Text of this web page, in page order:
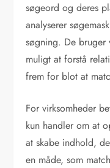
søgeord og deres
analyserer
søgning. De bruger
muligt at forstå
frem for blot at
For virksomheder
kun handler om at
at skabe indhold,
en måde, som